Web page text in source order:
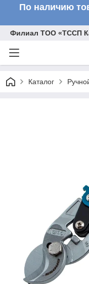
По наличию
Филиал ТОО «ТССП
Каталог